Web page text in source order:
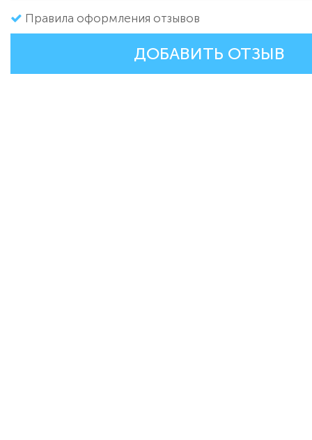
Правила оформления отзывов
ДОБАВИТЬ ОТЗЫВ